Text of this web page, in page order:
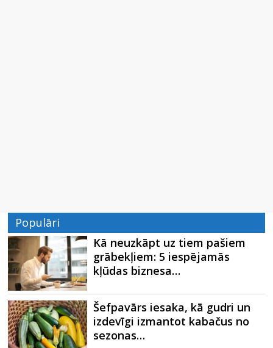
Populāri
Kā neuzkāpt uz tiem pašiem
grābekļiem: 5 iespējamās
kļūdas biznesa…
Šefpavārs iesaka, kā gudri un
izdevīgi izmantot kabačus no
sezonas…